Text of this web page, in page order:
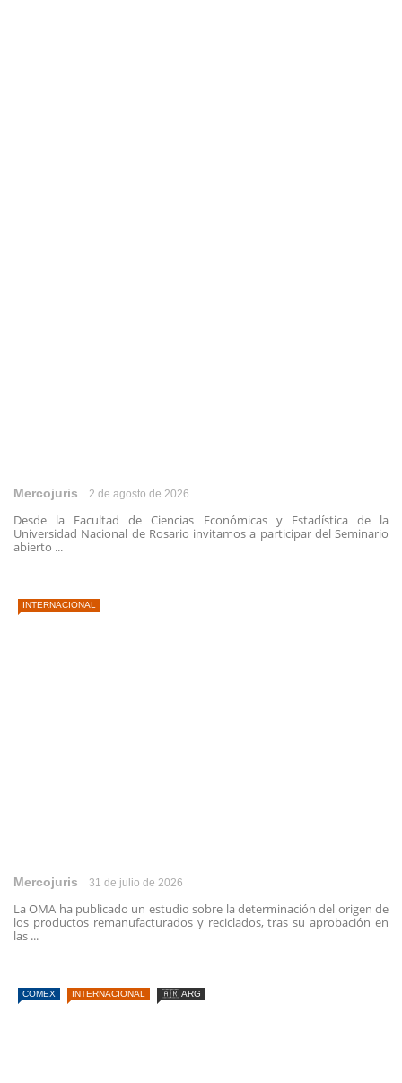
Mercojuris 2 de agosto de 2026
Desde la Facultad de Ciencias Económicas y Estadística de la
Universidad Nacional de Rosario invitamos a participar del Seminario
abierto ...
INTERNACIONAL
Mercojuris 31 de julio de 2026
La OMA ha publicado un estudio sobre la determinación del origen de
los productos remanufacturados y reciclados, tras su aprobación en
las ...
COMEX INTERNACIONAL 🇦🇷 ARG